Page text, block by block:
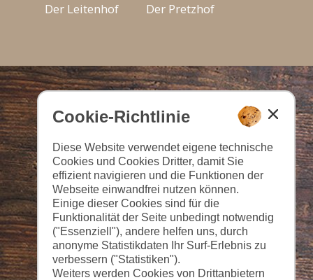
Cookie-Richtlinie
Diese Website verwendet eigene technische
Cookies und Cookies Dritter, damit Sie
effizient navigieren und die Funktionen der
Webseite einwandfrei nutzen können.
Einige dieser Cookies sind für die
Funktionalität der Seite unbedingt notwendig
("Essenziell"), andere helfen uns, durch
anonyme Statistikdaten Ihr Surf-Erlebnis zu
verbessern ("Statistiken").
Weiters werden Cookies von Drittanbietern
Der Leitenhof Der Pretzhof